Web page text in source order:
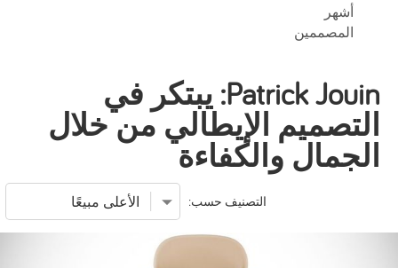
أشهر
المصممين
Patrick Jouin: يبتكر في
التصميم الإيطالي من خلال
الجمال والكفاءة
التصنيف حسب: